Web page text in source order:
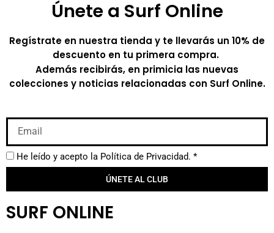
Únete a Surf Online
Regístrate en nuestra tienda y te llevarás un 10% de
descuento en tu primera compra.
Además recibirás, en primicia las nuevas
colecciones y noticias relacionadas con Surf Online.
He leído y acepto la Política de Privacidad. *
ÚNETE AL CLUB
SURF ONLINE